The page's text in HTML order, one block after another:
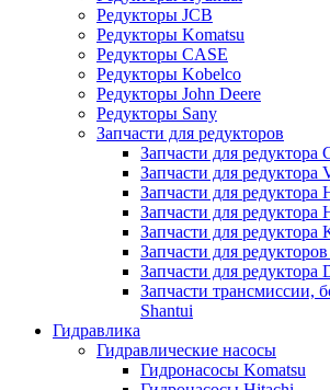
Редукторы JCB
Редукторы Komatsu
Редукторы CASE
Редукторы Kobelco
Редукторы John Deere
Редукторы Sany
Запчасти для редукторов
Запчасти для редуктора
Запчасти для редуктора
Запчасти для редуктора
Запчасти для редуктора
Запчасти для редуктора
Запчасти для
Запчасти для редуктора
Запчасти трансмиссии,
Shantui
Гидравлика
Гидравлические насосы
Гидронасосы Komatsu